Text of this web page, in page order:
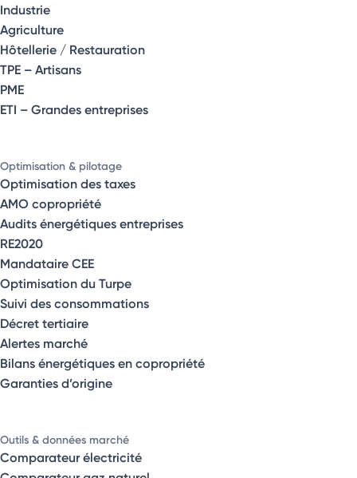
Industrie
Agriculture
Hôtellerie / Restauration
TPE – Artisans
PME
ETI – Grandes entreprises
Optimisation & pilotage
Optimisation des taxes
AMO copropriété
Audits énergétiques entreprises
RE2020
Mandataire CEE
Optimisation du Turpe
Suivi des consommations
Décret tertiaire
Alertes marché
Bilans énergétiques en copropriété
Garanties d’origine
Outils & données marché
Comparateur électricité